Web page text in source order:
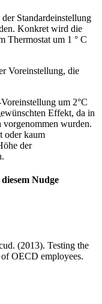
Standardeinstellung
Konkret wird die
Thermostat um 1 ° C
Voreinstellung, die
um 2°C
Effekt, da in
vorgenommen wurden.
oder kaum
der
Nudge
(2013). Testing the
OECD employees.